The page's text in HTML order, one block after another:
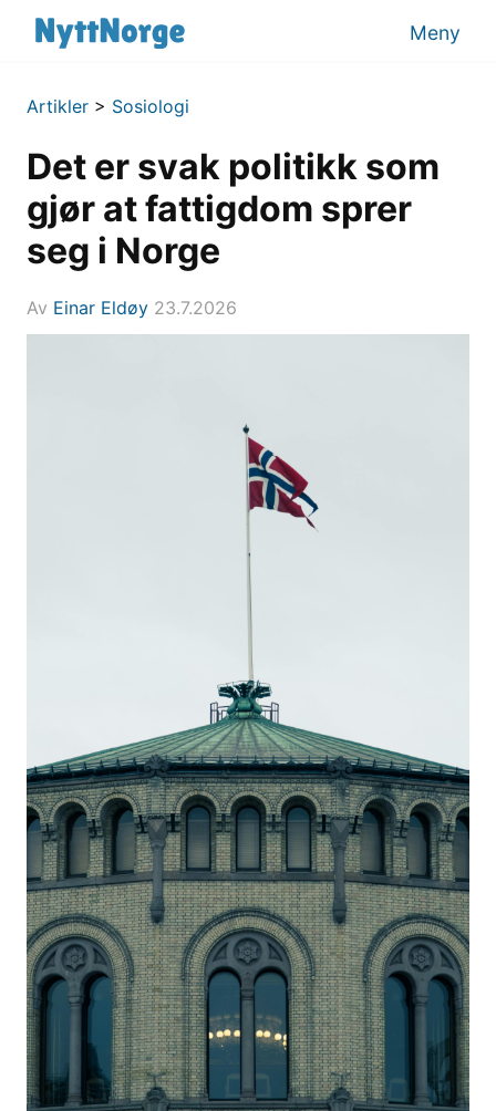
Meny
Artikler > Sosiologi
Det er svak politikk som
gjør at fattigdom sprer
seg i Norge
Av Einar Eldøy 23.7.2026